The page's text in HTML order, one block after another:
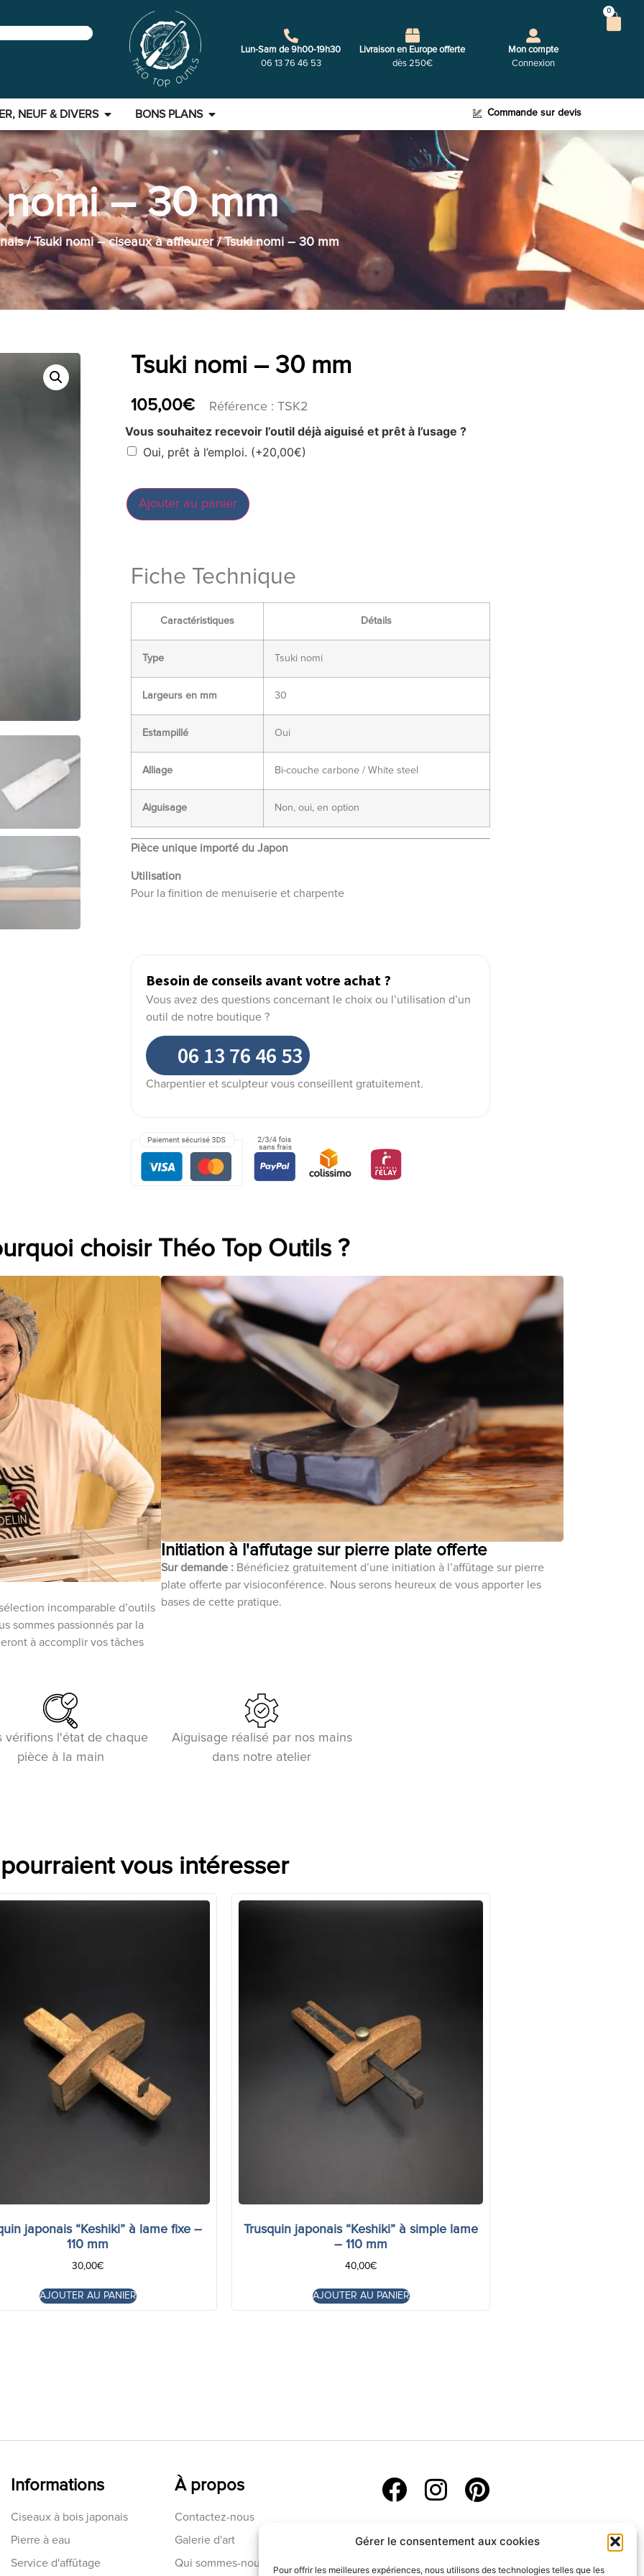
Gérer le consentement aux cookies
Pour offrir les meilleures expériences, nous utilisons des technologies telles que les
Lun-Sam de 9h00-19h30
06 13 76 46 53
Livraison en Europe offerte
dès 250€
Mon compte
Connexion
0
NEUF & DIVERS BONS PLANS Commande sur devis
– 30 mm
/Tsuki nomi – ciseaux à affleurer/ Tsuki nomi – 30 mm
Tsuki nomi – 30 mm
105,00€ Référence : TSK2
Vous souhaitez recevoir l’outil déjà aiguisé et prêt à l’usage ?
Oui, prêt à l’emploi. (+20,00€)
Ajouter au panier
Fiche Technique
Caractéristiques Détails
Type Tsuki nomi
Largeurs en mm 30
Estampillé Oui
Alliage Bi-couche carbone / White steel
Aiguisage Non, oui, en option
Pièce unique importé du Japon
Utilisation
Pour la finition de menuiserie et charpente
Besoin de conseils avant votre achat ?
Vous avez des questions concernant le choix ou l’utilisation d’un
outil de notre boutique ?
06 13 76 46 53
Charpentier et sculpteur vous conseillent gratuitement.
choisir Théo Top Outils ?
incomparable d’outils
sommes passionnés par la
à accomplir vos tâches
Initiation à l'affutage sur pierre plate offerte
Sur demande : Bénéficiez gratuitement d’une initiation à l’affûtage sur pierre
plate offerte par visioconférence. Nous serons heureux de vous apporter les
bases de cette pratique.
vérifions l'état de chaque
pièce à la main
Aiguisage réalisé par nos mains
dans notre atelier
vous intéresser
japonais “Keshiki” à lame fixe –
110 mm
30,00€
AJOUTER AU PANIER
Trusquin japonais “Keshiki” à simple lame
– 110 mm
40,00€
AJOUTER AU PANIER
Informations
Ciseaux à bois japonais
Pierre à eau
Service d'affûtage
À propos
Contactez-nous
Galerie d'art
Qui sommes-nous